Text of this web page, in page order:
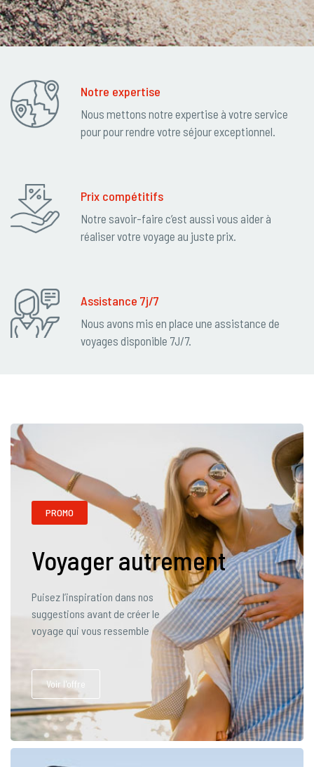
Notre expertise
Nous mettons notre expertise à votre service
pour pour rendre votre séjour exceptionnel.
Prix compétitifs
Notre savoir-faire c’est aussi vous aider à
réaliser votre voyage au juste prix.
Assistance 7j/7
Nous avons mis en place une assistance de
voyages disponible 7J/7.
PROMO
Voyager autrement
Puisez l’inspiration dans nos
suggestions avant de créer le
voyage qui vous ressemble
Voir l'offre